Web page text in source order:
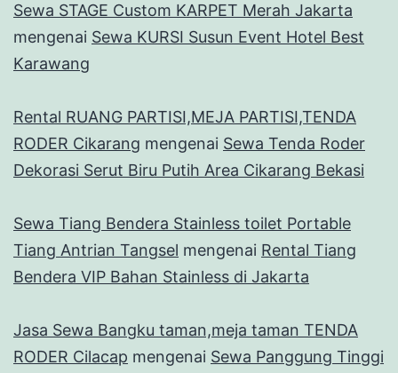
Sewa STAGE Custom KARPET Merah Jakarta
mengenai Sewa KURSI Susun Event Hotel Best
Karawang
Rental RUANG PARTISI,MEJA PARTISI,TENDA
RODER Cikarang mengenai Sewa Tenda Roder
Dekorasi Serut Biru Putih Area Cikarang Bekasi
Sewa Tiang Bendera Stainless toilet Portable
Tiang Antrian Tangsel mengenai Rental Tiang
Bendera VIP Bahan Stainless di Jakarta
Jasa Sewa Bangku taman,meja taman TENDA
RODER Cilacap mengenai Sewa Panggung Tinggi